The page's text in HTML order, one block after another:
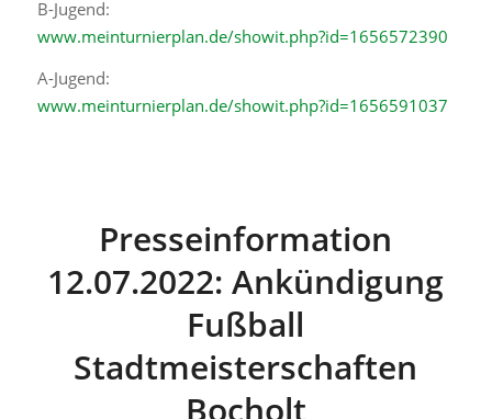
B-Jugend:
www.meinturnierplan.de/showit.php?id=1656572390
A-Jugend:
www.meinturnierplan.de/showit.php?id=1656591037
Presseinformation
12.07.2022: Ankündigung
Fußball
Stadtmeisterschaften
Bocholt